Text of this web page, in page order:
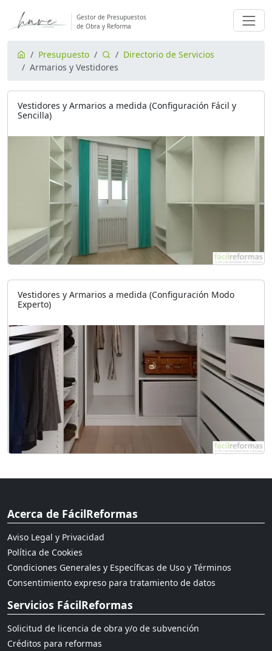
Gestor de Presupuestos
de Obra y Reforma
Presupuesto
Directorio de Servicios
Armarios y Vestidores
Vestidores y Armarios a medida (Configuración Fácil y
Sencilla)
Vestidores y Armarios a medida (Configuración Modo
Experto)
Acerca de FácilReformas
Aviso Legal y Privacidad
Política de Cookies
Condiciones Generales y Específicas de Uso y Términos
Consentimiento expreso para tratamiento de datos
Servicios FácilReformas
Solicitud de licencia de obra y/o de subvención
Créditos para reformas